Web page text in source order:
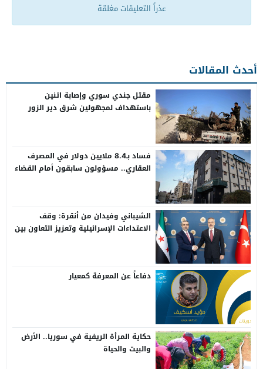
عذراً التعليقات مغلقة
أحدث المقالات
مقتل جندي سوري وإصابة اثنين
باستهداف لمجهولين شرق دير الزور
فساد بـ8.4 ملايين دولار في المصرف
العقاري.. مسؤولون سابقون أمام القضاء
الشيباني وفيدان من أنقرة: وقف
الاعتداءات الإسرائيلية وتعزيز التعاون بين
دفاعاً عن المعرفة كمعيار
حكاية المرأة الريفية في سوريا.. الأرض
والبيت والحياة